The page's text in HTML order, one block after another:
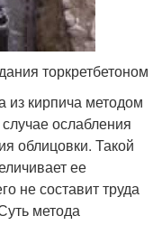
торкретбетоном
кирпича методом
ослабления
облицовки. Такой
ее
не составит труда
метода